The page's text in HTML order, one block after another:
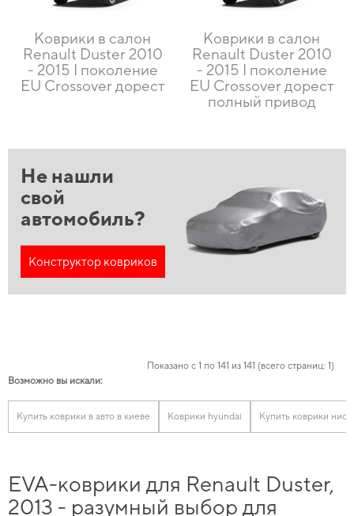
Коврики в салон
Renault Duster 2010
- 2015 I поколение
EU Crossover дорест
Коврики в салон
Renault Duster 2010
- 2015 I поколение
EU Crossover дорест
полный привод
Не нашли
свой
автомобиль?
Конструктор ковриков
Показано с 1 по 141 из 141 (всего страниц: 1)
Возможно вы искали:
Купить коврики в авто в киеве Коврики hyundai Купить коврики
EVA-коврики для Renault Duster,
2013 - разумный выбор для